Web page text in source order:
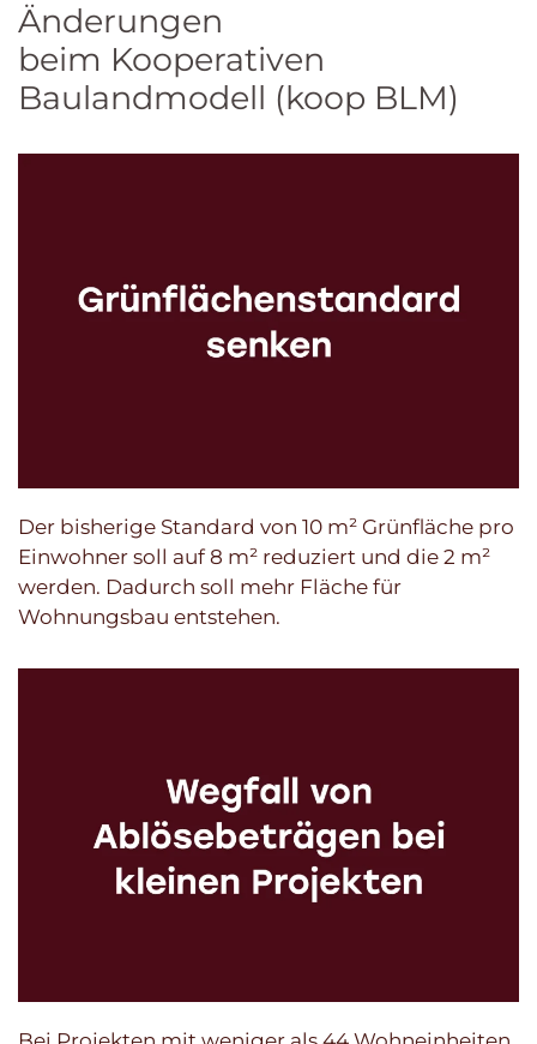
Änderungen
beim Kooperativen
Baulandmodell (koop BLM)
Der bisherige Standard von 10 m² Grünfläche pro
Einwohner soll auf 8 m² reduziert und die 2 m²
werden. Dadurch soll mehr Fläche für
Wohnungsbau entstehen.